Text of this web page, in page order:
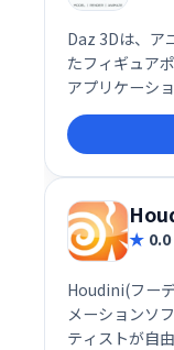
Daz 3Dは、ア
たフィギュア
アプリケーシ
を作成できま
画像に光とテ
0.0
Houdini(フー
メーションソ
ティストが自